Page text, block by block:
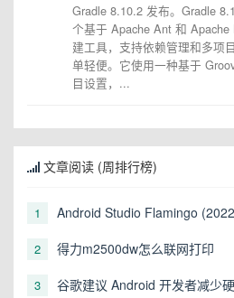
Gradle 8.10.2 发布。Gradle
个基于 Apache Ant 和
建工具，支持依赖管理和多项
单轻便。它使用一种基于
目设置，...
文章阅读 (周排行榜)
1 Android Studio Flamingo
2 得力m2500dw怎么联网打印
3
谷歌建议 Android 开发者减少